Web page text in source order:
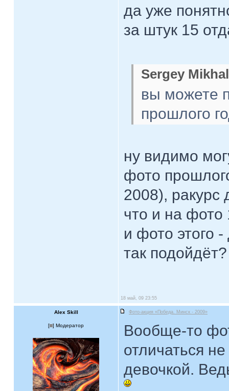
да уже
за штук 15
Sergey
вы можете
прошлого
ну видимо
фото
2008), ракурс
что и на фото
и фото этого
так подойдёт?
18 май, 09 23:55
Alex Skill Фото-акция «Победа. Минск - 2009»
[ ] Модератор
Вообще-то
отличаться
девочкой.